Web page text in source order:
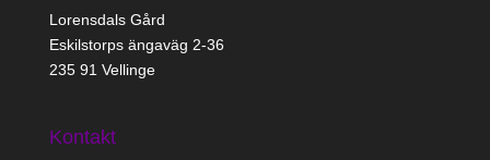
Lorensdals Gård
Eskilstorps ängaväg 2-36
235 91 Vellinge
Kontakt